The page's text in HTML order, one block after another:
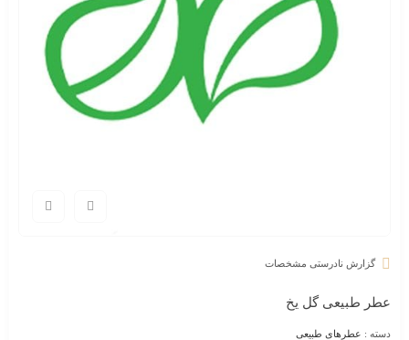
گزارش نادرستی مشخصات
عطر طبیعی گل یخ
دسته : عطرهای طبیعی